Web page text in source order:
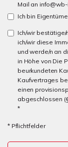
Mail an
Ich bin
Ich/wir
ich/wir diese
und werde/n an
in Höhe von Die
beurkundeten
Kaufvertrages
einen
abgeschlossen
*
* Pflichtfelder